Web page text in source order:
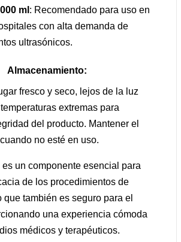
ml : Recomendado para uso en
con alta demanda de
ultrasónicos.
Almacenamiento:
fresco y seco, lejos de la luz
extremas para
del producto. Mantener el
no esté en uso.
un componente esencial para
de los procedimientos de
que también es seguro para el
una experiencia cómoda
médicos y terapéuticos.